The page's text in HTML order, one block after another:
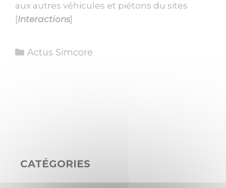
aux autres véhicules et piétons du sites
[Interactions]
Catégories
Actus Simcore
CATÉGORIES